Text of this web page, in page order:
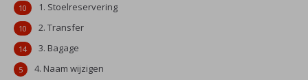
1. Stoelreservering
10
2. Transfer
10
3. Bagage
14
4. Naam wijzigen
5